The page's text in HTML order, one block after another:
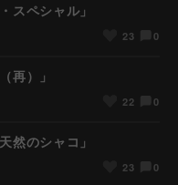
スペシャル」
23 0
再）」
22 0
然のシャコ」
23 0